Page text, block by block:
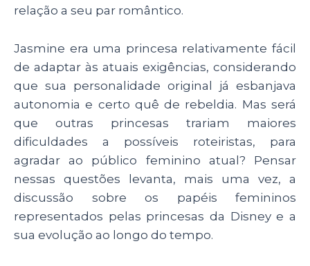
relação a seu par romântico.
Jasmine era uma princesa relativamente fácil
de adaptar às atuais exigências, considerando
que sua personalidade original já esbanjava
autonomia e certo quê de rebeldia. Mas será
que outras princesas trariam maiores
dificuldades a possíveis roteiristas, para
agradar ao público feminino atual? Pensar
nessas questões levanta, mais uma vez, a
discussão sobre os papéis femininos
representados pelas princesas da Disney e a
sua evolução ao longo do tempo.